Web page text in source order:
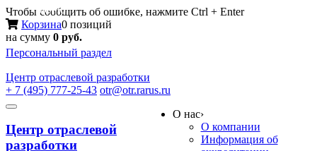
Чтобы сообщить об ошибке, нажмите Ctrl + Enter
Корзина0 позиций
на сумму 0 руб.
Персональный раздел
Центр отраслевой разработки
+ 7 (495) 777-25-43 otr@otr.rarus.ru
Toggle
Меню
Центр отраслевой
разработки
О нас›
О компании
Информация об